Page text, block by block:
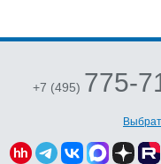
+7 (495) 775-